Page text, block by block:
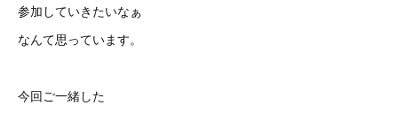
参加していきたいなぁ
なんて思っています。
今回ご一緒した